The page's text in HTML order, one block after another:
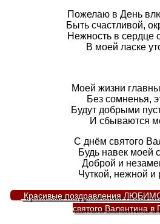
Пожелаю в День
Быть счастливой,
Нежность в сердце
В моей ласке
Моей жизни
Без сомненья,
Будут добрыми
И сбываются
С днём святого
Будь навек моей
Доброй и
Чуткой, нежной и
Красивые поздравления
святого Валентина